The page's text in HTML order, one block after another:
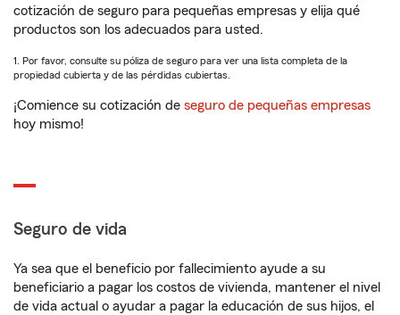
cotización de seguro para pequeñas empresas y elija qué
productos son los adecuados para usted.
1. Por favor, consulte su póliza de seguro para ver una lista completa de la
propiedad cubierta y de las pérdidas cubiertas.
¡Comience su cotización de seguro de pequeñas empresas
hoy mismo!
Seguro de vida
Ya sea que el beneficio por fallecimiento ayude a su
beneficiario a pagar los costos de vivienda, mantener el nivel
de vida actual o ayudar a pagar la educación de sus hijos, el